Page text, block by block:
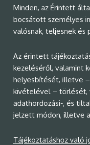
Minden, az Érintett
bocsátott személyes
valósnak, teljesnek és
Az érintett
kezeléséről, valamint
helyesbítését, illetve
kivételével – törlését,
adathordozási-, és
jelzett módon, illetve
Tájékoztatáshoz való